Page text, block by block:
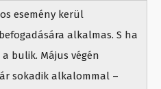
esemény kerül
alkalmas. S ha
bulik. Május végén
sokadik alkalommal –